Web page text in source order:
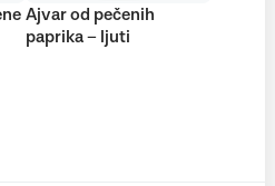
Ajvar od pečenih
paprika – ljuti